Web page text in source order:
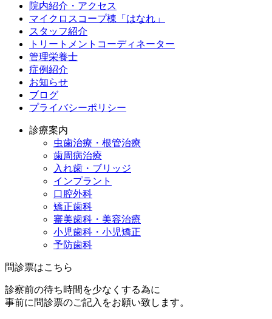
院内紹介・アクセス
マイクロスコープ棟「はなれ」
スタッフ紹介
トリートメントコーディネーター
管理栄養士
症例紹介
お知らせ
ブログ
プライバシーポリシー
診療案内
虫歯治療・根管治療
歯周病治療
入れ歯・ブリッジ
インプラント
口腔外科
矯正歯科
審美歯科・美容治療
小児歯科・小児矯正
予防歯科
問診票はこちら
診察前の待ち時間を少なくする為に
事前に問診票のご記入をお願い致します。